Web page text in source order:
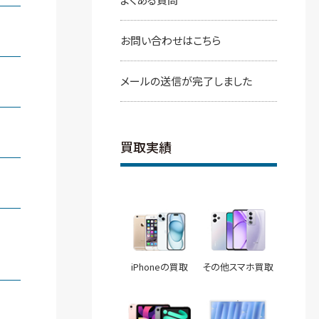
お問い合わせはこちら
メールの送信が完了しました
買取実績
iPhoneの買取 その他スマホ買取